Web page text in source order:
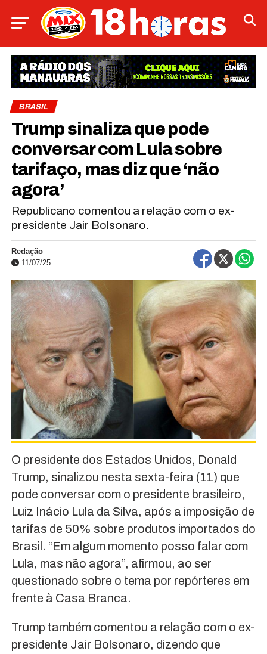
BRASIL
Trump sinaliza que pode
conversar com Lula sobre
tarifaço, mas diz que ‘não
agora’
Republicano comentou a relação com o ex-
presidente Jair Bolsonaro.
Redação
11/07/25
O presidente dos Estados Unidos, Donald
Trump, sinalizou nesta sexta-feira (11) que
pode conversar com o presidente brasileiro,
Luiz Inácio Lula da Silva, após a imposição de
tarifas de 50% sobre produtos importados do
Brasil. “Em algum momento posso falar com
Lula, mas não agora”, afirmou, ao ser
questionado sobre o tema por repórteres em
frente à Casa Branca.
Trump também comentou a relação com o ex-
presidente Jair Bolsonaro, dizendo que